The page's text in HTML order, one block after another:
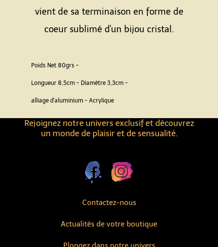
Contactez-nous
Actualités de votre boutique
Rejoignez notre univers exclusif et découvrez
un monde de plaisir et de sensualité.
vient de sa terminaison en forme de
coeur sublimé d'un bijou cristal.
Poids Net 80grs -
Longueur 8,5cm - Diamètre 3,3cm -
alliage d'aluminium - Acrylique